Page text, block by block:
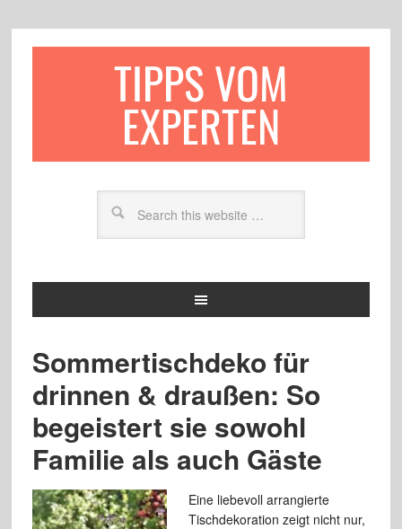
TIPPS VOM
EXPERTEN
Sommertischdeko für
drinnen & draußen: So
begeistert sie sowohl
Familie als auch Gäste
Eine liebevoll arrangierte
Tischdekoration zeigt nicht nur,